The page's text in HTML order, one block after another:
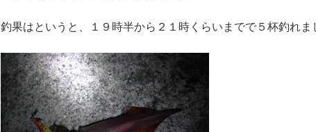
釣果はというと、１９時半から２１時くらいまでで５杯釣れま